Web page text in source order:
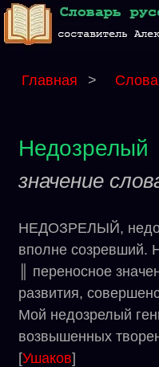
Главная >
Недозрелый
значение
НЕДОЗРЕЛЫЙ,
вполне созревший.
║ переносное
развития,
Мой недозрелый
возвышенных
[Ушаков]